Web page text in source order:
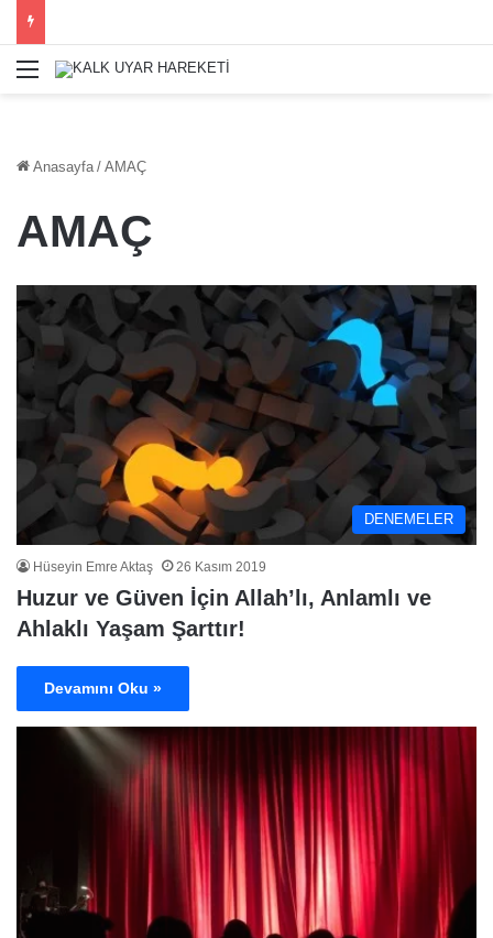
Menü
Anasayfa / AMAÇ
AMAÇ
DENEMELER
Hüseyin Emre Aktaş 26 Kasım 2019
Huzur ve Güven İçin Allah’lı, Anlamlı ve
Ahlaklı Yaşam Şarttır!
Devamını Oku »